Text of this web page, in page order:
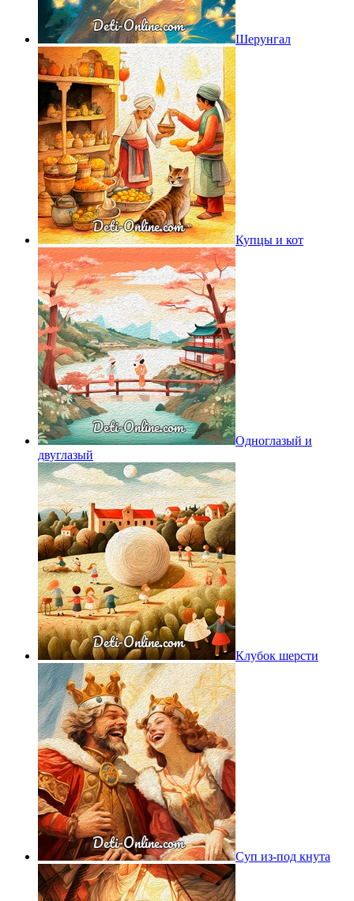
Шерунгал
Купцы и кот
Одноглазый и
двуглазый
Клубок шерсти
Суп из-под кнута